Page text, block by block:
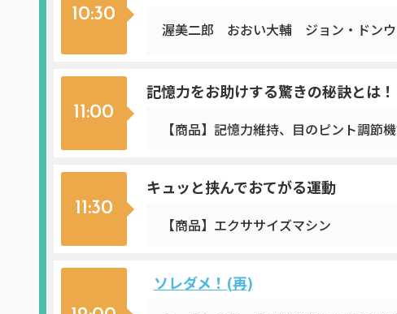
10:30
渥美二郎 おおい大輔 ジョン・ドンウ
11:00
記憶力をお助けする驚きの秘訣とは！
【商品】記憶力維持、目のピント調節
11:30
キュッと挟んでおてがる運動
【商品】エクササイズマシン
ソレダメ！(再)